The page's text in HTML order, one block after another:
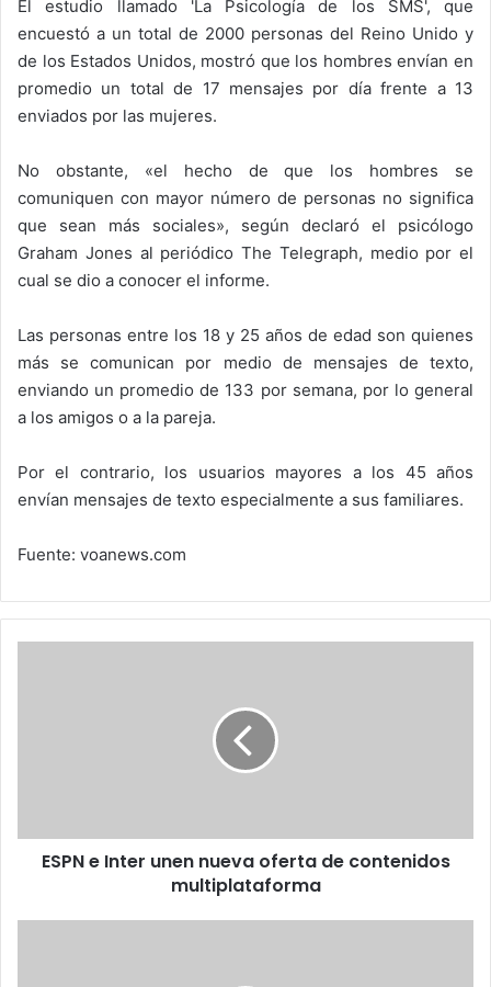
El estudio llamado 'La Psicología de los SMS', que
encuestó a un total de 2000 personas del Reino Unido y
de los Estados Unidos, mostró que los hombres envían en
promedio un total de 17 mensajes por día frente a 13
enviados por las mujeres.
No obstante, «el hecho de que los hombres se
comuniquen con mayor número de personas no significa
que sean más sociales», según declaró el psicólogo
Graham Jones al periódico The Telegraph, medio por el
cual se dio a conocer el informe.
Las personas entre los 18 y 25 años de edad son quienes
más se comunican por medio de mensajes de texto,
enviando un promedio de 133 por semana, por lo general
a los amigos o a la pareja.
Por el contrario, los usuarios mayores a los 45 años
envían mensajes de texto especialmente a sus familiares.
Fuente: voanews.com
multiplataforma
ESPN e Inter unen nueva oferta de contenidos
multiplataforma